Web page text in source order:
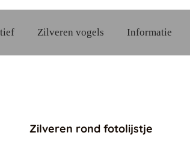
Zilveren vogels Informatie
Zilveren rond fotolijstje